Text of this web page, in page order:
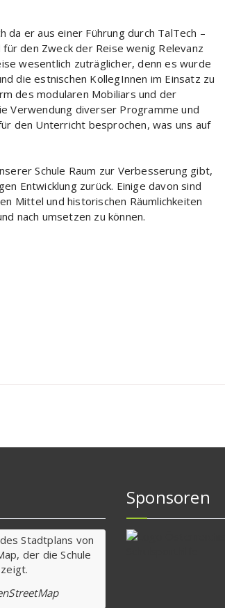
er aus einer Führung durch TalTech –
den Zweck der Reise wenig Relevanz
wesentlich zuträglicher, denn es wurde
die estnischen KollegInnen im Einsatz zu
des modularen Mobiliars und der
Verwendung diverser Programme und
den Unterricht besprochen, was uns auf
Schule Raum zur Verbesserung gibt,
Entwicklung zurück. Einige davon sind
Mittel und historischen Räumlichkeiten
nach umsetzen zu können.
Sponsoren